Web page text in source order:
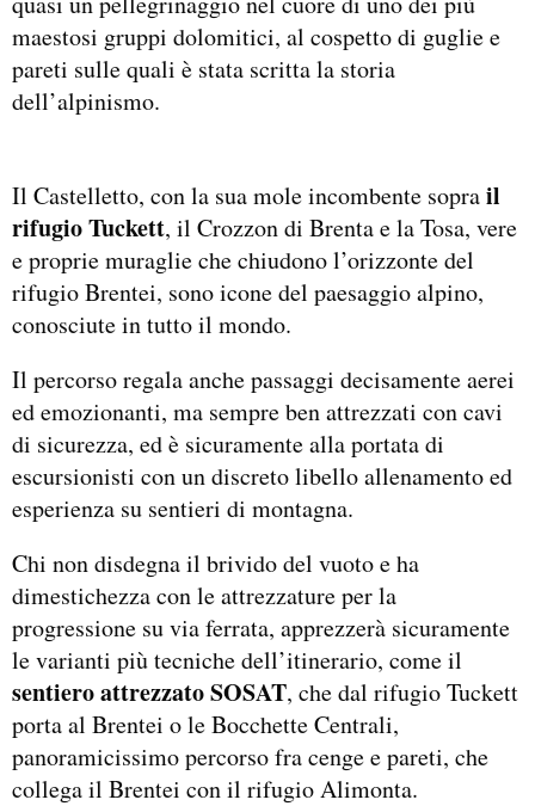
maestosi gruppi dolomitici, al cospetto di guglie e
pareti sulle quali è stata scritta la storia
dell’alpinismo.
Il Castelletto, con la sua mole incombente soprail
rifugio Tuckett, il Crozzon di Brenta e la Tosa, vere
e proprie muraglie che chiudono l’orizzonte del
rifugio Brentei, sono icone del paesaggio alpino,
conosciute in tutto il mondo.
Il percorso regala anche passaggi decisamente aerei
ed emozionanti, ma sempre ben attrezzati con cavi
di sicurezza, ed è sicuramente alla portata di
escursionisti con un discreto libello allenamento ed
esperienza su sentieri di montagna.
Chi non disdegna il brivido del vuoto e ha
dimestichezza con le attrezzature per la
progressione su via ferrata, apprezzerà sicuramente
le varianti più tecniche dell’itinerario, come il
sentiero attrezzato SOSAT, che dal rifugio Tuckett
porta al Brentei o le Bocchette Centrali,
panoramicissimo percorso fra cenge e pareti, che
collega il Brentei con il rifugio Alimonta.